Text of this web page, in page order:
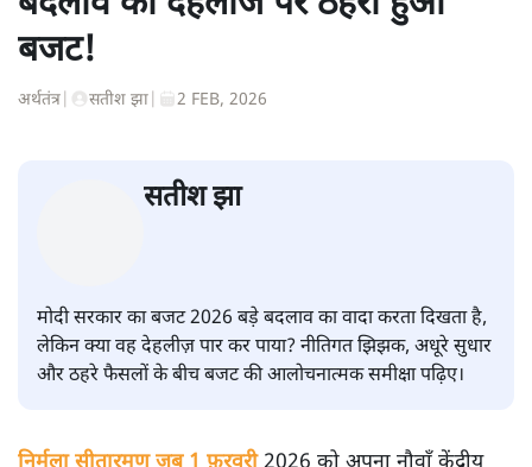
बजट!
अर्थतंत्र सतीश झा 2 FEB, 2026
सतीश झा